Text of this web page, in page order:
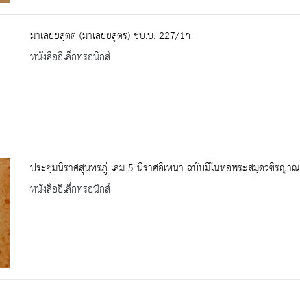
มาเลยฺยสุตฺต (มาเลยฺยสูตร) ชบ.บ. 227/1ก
หนังสืออิเล็กทรอนิกส์
ประชุมนิราศสุนทรภู่ เล่ม 5 นิราศอิเหนา ฉบับมีในหอพระสมุดวชิรญาณ
หนังสืออิเล็กทรอนิกส์